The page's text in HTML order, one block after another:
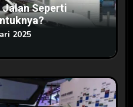
Seperti
2025